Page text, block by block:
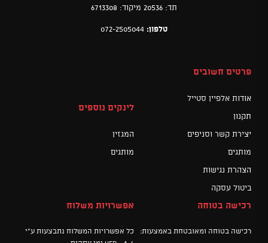
תד: 20536 מיקוד: 6713308
טלפון: 072-2505044
פרטים חשובים
אודות אלפיין סטייל
תקנון
יצירת קשר וסניפים
מותגים
הצהרת נגישות
ביטול עסקה
לינקים נוספים
המגזין
מותגים
רכישה בטוחה
רכישה בטוחה ומאובטחת באמצעות:
אפשרויות משלוח
כל אפשרויות המשלוח נתבצעות ע"י